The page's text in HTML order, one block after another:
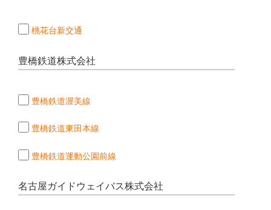
桃花台新交通
豊橋鉄道株式会社
豊橋鉄道渥美線
豊橋鉄道東田本線
豊橋鉄道運動公園前線
名古屋ガイドウェイバス株式会社